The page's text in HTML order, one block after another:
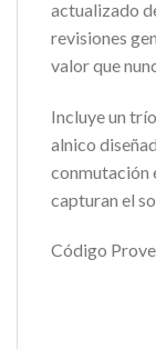
actualizado
revisiones
valor que
Incluye un
alnico
conmutación
capturan el
Código